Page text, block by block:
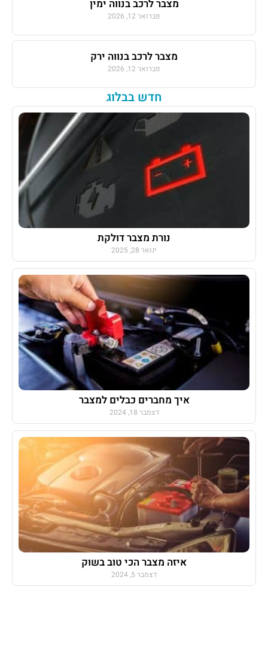
מצבר לרכב בנווה ימין
פברואר 12, 2026
מצבר לרכב בנווה ירק
פברואר 12, 2026
חדש בבלוג
נורת מצבר דולקת
ינואר 28, 2025
איך מחברים כבלים למצבר
דצמבר 18, 2024
איזה מצבר הכי טוב בשוק
דצמבר 5, 2024